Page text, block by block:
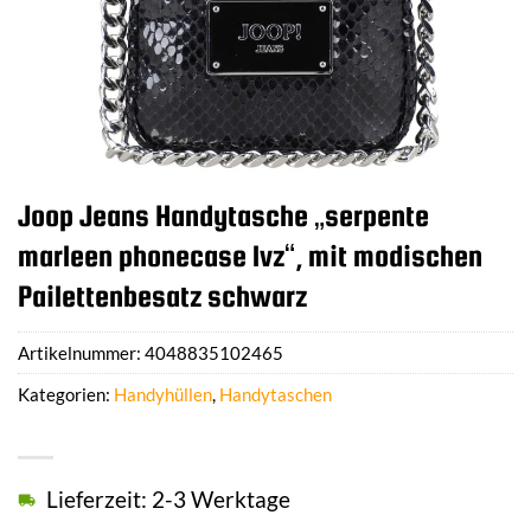
Joop Jeans Handytasche „serpente
marleen phonecase lvz“, mit modischen
Pailettenbesatz schwarz
Lieferzeit: 2-3 Werktage
Artikelnummer: 4048835102465
Kategorien: Handyhüllen, Handytaschen